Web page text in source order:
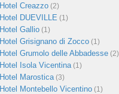
Hotel Creazzo (2)
Hotel DUEVILLE (1)
Hotel Gallio (1)
Hotel Grisignano di Zocco (1)
Hotel Grumolo delle Abbadesse (2)
Hotel Isola Vicentina(1)
Hotel Marostica(3)
Hotel Montebello Vicentino (1)